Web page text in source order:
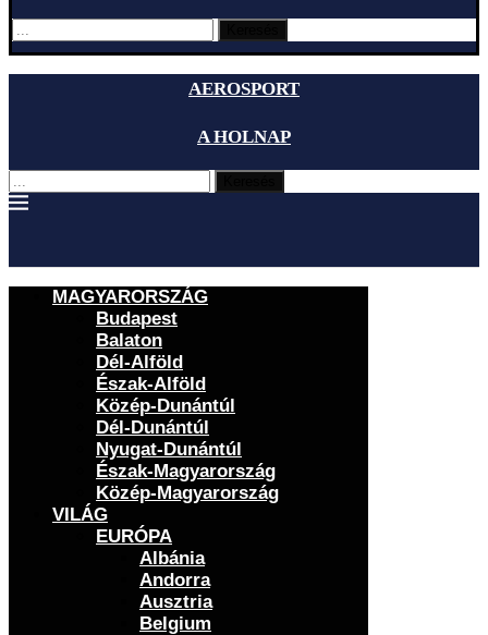
AEROSPORT
A HOLNAP
MAGYARORSZÁG
Budapest
Balaton
Dél-Alföld
Észak-Alföld
Közép-Dunántúl
Dél-Dunántúl
Nyugat-Dunántúl
Észak-Magyarország
Közép-Magyarország
VILÁG
EURÓPA
Albánia
Andorra
Ausztria
Belgium